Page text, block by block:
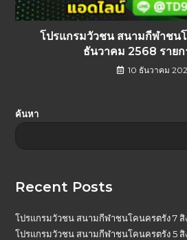
โปรแกรมวัวชน สนามกีฬาชน
ธันวาคม 2568 ราย
10 ธันวาคม
ค้นหา
Recent Posts
โปรแกรมวัวชน สนามกีฬาชนโคนครตรัง 7
โปรแกรมวัวชน สนามกีฬาชนโคนครตรัง 5